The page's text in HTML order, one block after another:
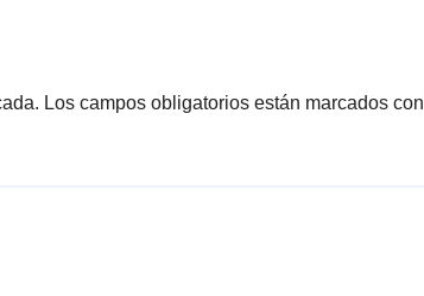
Los campos obligatorios están marcados con